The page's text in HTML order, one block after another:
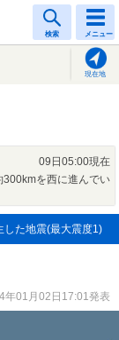
検索 メニュー
現在地
09日05:00現在
を西に進んでい
した地震(最大震度1)
年01月02日17:01発表